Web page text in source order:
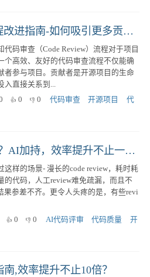
开源项目代码审查流程改进指南-如何吸引更多贡献者？
码审查（Code Review）流程对于项目
个高效、友好的代码审查流程不仅能确
者参与项目。贡献者是开源项目的生命
直接关系到...
0 0 代码审查 开源项目
代
告别低效Code Review？AI加持，效率提升不止一点点！
样的场景- 漫长的code review，耗时耗
的代码，人工review难免疏漏，而且不
果参差不齐。更令人头疼的是，有些revi
0 0 AI代码评审 代码质量
开
,效率提升不止10倍？